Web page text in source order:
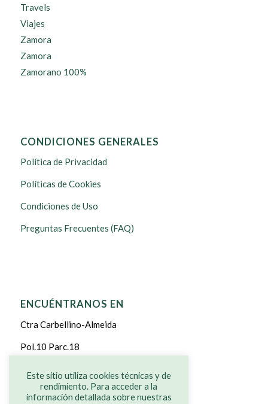
Travels
Viajes
Zamora
Zamora
Zamorano 100%
CONDICIONES GENERALES
Política de Privacidad
Políticas de Cookies
Condiciones de Uso
Preguntas Frecuentes (FAQ)
ENCUÉNTRANOS EN
Ctra Carbellino-Almeida
Pol.10 Parc.18
ZAMORA
Este sitio utiliza cookies técnicas y de
rendimiento. Para acceder a la
información detallada sobre nuestras